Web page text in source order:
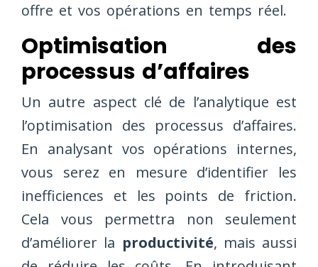
offre et vos opérations en temps réel.
Optimisation des
processus d’affaires
Un autre aspect clé de l’analytique est
l’optimisation des processus d’affaires.
En analysant vos opérations internes,
vous serez en mesure d’identifier les
inefficiences et les points de friction.
Cela vous permettra non seulement
d’améliorer la productivité, mais aussi